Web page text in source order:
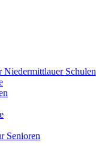
Niedermittlauer Schulen
Senioren